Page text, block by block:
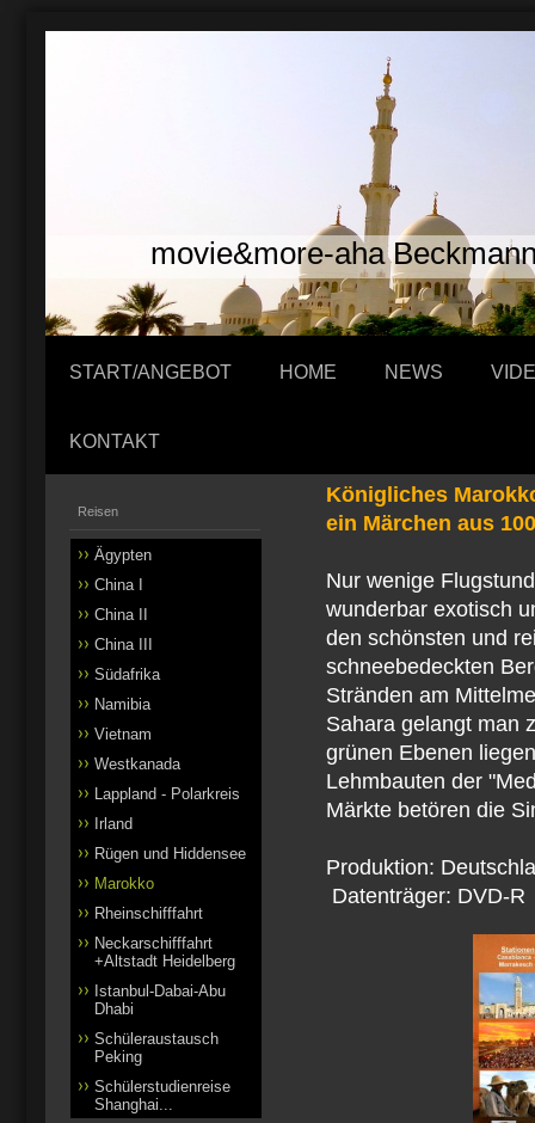
movie&more-aha
START/ANGEBOT HOME NEWS
KONTAKT
Reisen
Ägypten
China I
China II
China III
Südafrika
Namibia
Vietnam
Westkanada
Lappland - Polarkreis
Irland
Rügen und Hiddensee
Marokko
Rheinschifffahrt
Neckarschifffahrt
+Altstadt Heidelberg
Istanbul-Dabai-Abu
Dhabi
Schüleraustausch
Peking
Schülerstudienreise
Shanghai...
Königliches
ein Märchen aus
Nur wenige
wunderbar exotisch
den schönsten und
schneebedeckten
Stränden am
Sahara gelangt man
grünen Ebenen
Lehmbauten der
Märkte betören die
Produktion:
Datenträger: DVD-R